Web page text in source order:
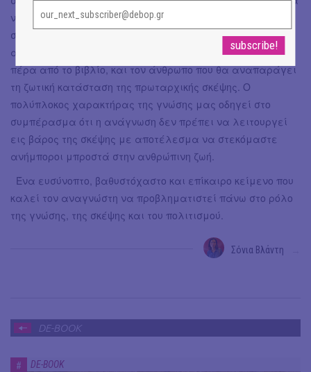
να διατηρεί τις λέξεις, όχι όμως και τα ζωντανά
συμφραζόμενα χάρη στα οποία αποκτούν νόημα. Η
αναβίωση και η επιβίωση της πραγματικής γνώσης ζητά,
πέρα από το βιβλίο, και τον άνθρωπο που θα αναπαράγει
τη ζωτική κατάσταση της πρωταρχικής σκέψης. Ο
πολύπλοκος χαρακτήρας της γνώσης μας οδηγεί στο
συμπέρασμα ότι η ανάγνωση δεν πρέπει να λειτουργεί
εις βάρος της σκέψης με αποτέλεσμα να στεκόμαστε
ανήμποροι μπροστά στην ανθρώπινη ζωή.
Ένα ευσύνοπτο, βαθυστόχαστο και επίκαιρο κείμενο που
καλεί τον αναγνώστη να προβληματιστεί πάνω στο ρόλο
της γνώσης, της σκέψης και του πολιτισμού.
Σόνια Βλάντη
DE-BOOK
# DE-BOOK